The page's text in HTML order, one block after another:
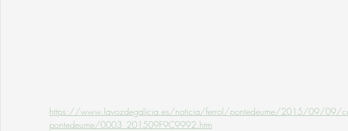
https://www.lavozdegalicia.es/noticia/ferrol/pontedeume/2015/09/09/
pontedeume/0003_201509F9C9992.htm